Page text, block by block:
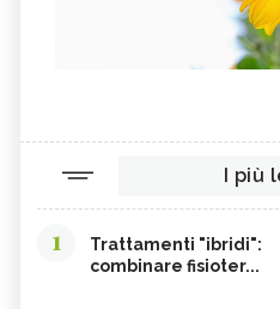
I più
1
Trattamenti "ibridi":
combinare fisioter...